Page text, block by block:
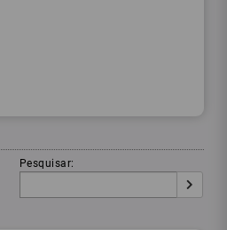
Pesquisar: